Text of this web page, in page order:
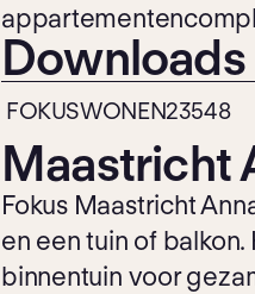
Downloads
FOKUSWONEN23548
Maastricht
Fokus Maastricht
en een tuin of
binnentuin voor